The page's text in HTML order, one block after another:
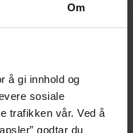
Om
å gi innhold og
sosiale
trafikken vår. Ved å
godtar du
år – får